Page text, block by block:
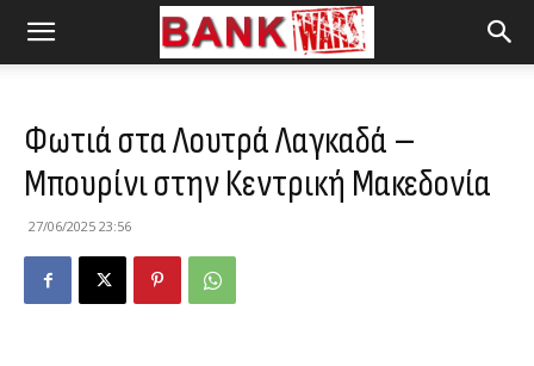
Φωτιά στα Λουτρά Λαγκαδά –
Μπουρίνι στην Κεντρική Μακεδονία
27/06/2025 23:56